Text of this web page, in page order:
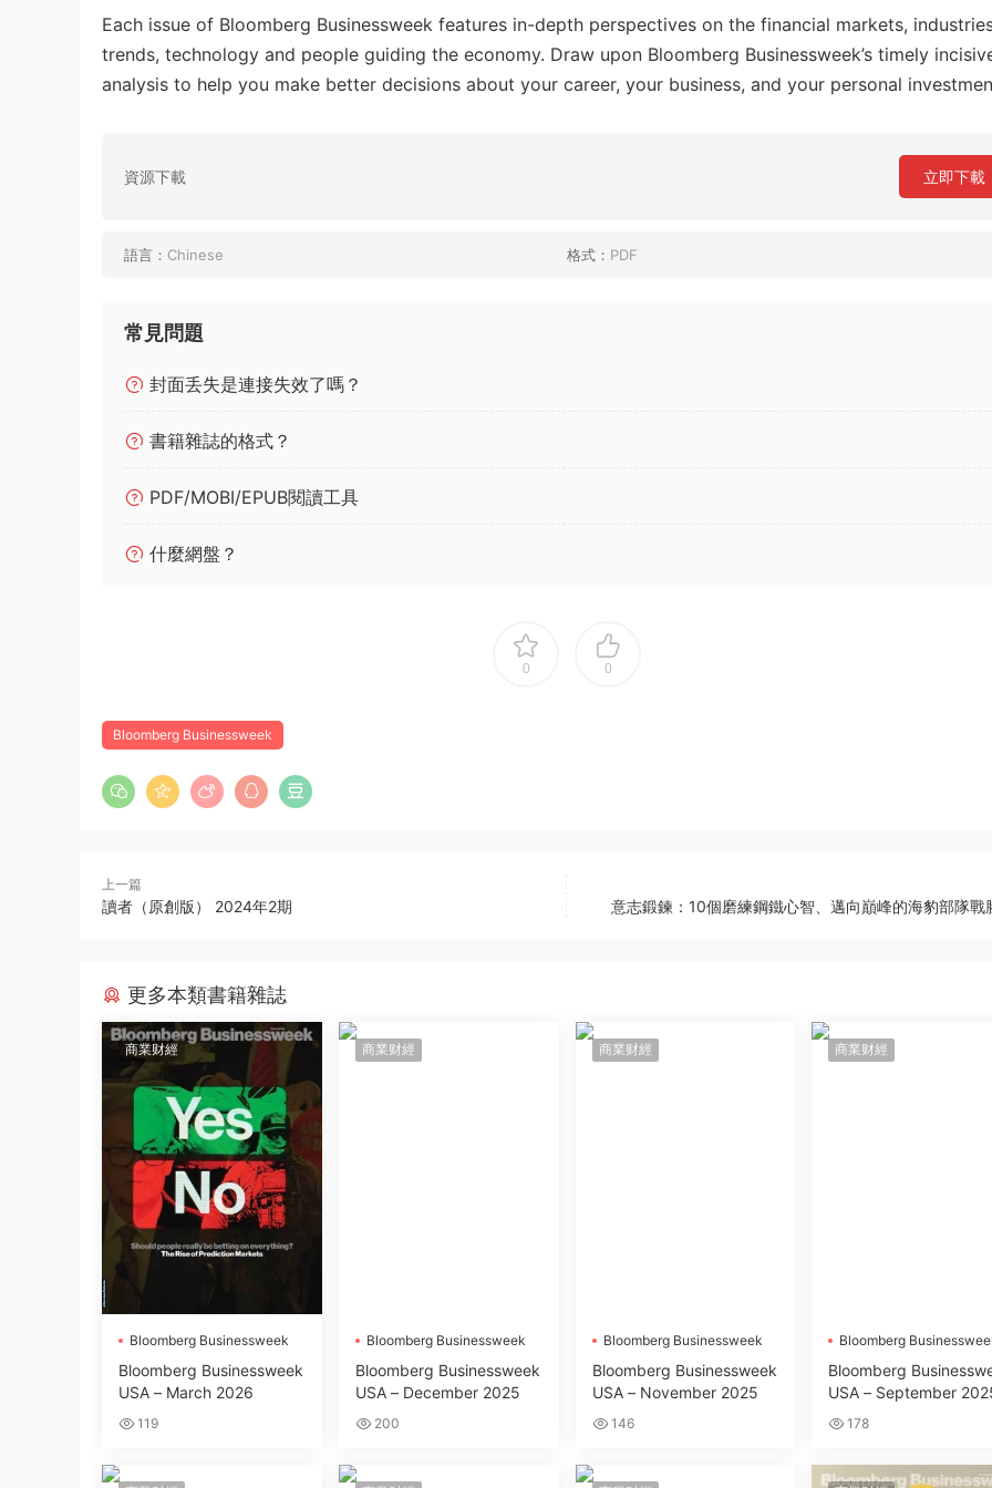
Each issue of Bloomberg Businessweek features in-depth perspectives on the financial markets,
trends, technology and people guiding the economy. Draw upon Bloomberg Businessweek’s timely
analysis to help you make better decisions about your career, your business, and your personal
資源下載 立即下載
語言： Chinese 格式： PDF
常見問題
封面丢失是連接失效了嗎？
書籍雜誌的格式？
PDF/MOBI/EPUB閱讀工具
什麼網盤？
0 0
Bloomberg Businessweek
上一篇
讀者（原創版） 2024年2期 意志鍛鍊：10個磨練鋼鐵心智、邁向巔峰的海豹部隊戰
更多本類書籍雜誌
商業财經
Bloomberg Businessweek
Bloomberg Businessweek
USA – March 2026
119
商業财經
Bloomberg Businessweek
Bloomberg Businessweek
USA – December 2025
200
商業财經
Bloomberg Businessweek
Bloomberg Businessweek
USA – November 2025
146
商業财經
Bloomberg
Bloomberg
USA – September
178